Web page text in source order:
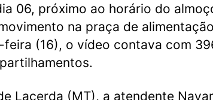
06, próximo ao horário do
na praça de
feira (16), o vídeo contava com
Lacerda (MT), a atendente